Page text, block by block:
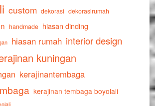
custom dekorasi dekorasirumah
handmade hiasan dinding
hiasan rumah interior design
kuningan
kerajinantembaga
kerajinan tembaga boyolali